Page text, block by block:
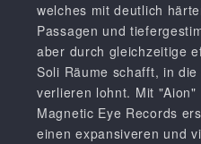
welches mit deutlich
Passagen und
aber durch gleichzeitige
Soli Räume schafft, in
verlieren lohnt. Mit
Magnetic Eye Records
einen expansiveren und